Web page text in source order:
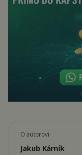
O autorovi
Jakub Kárník